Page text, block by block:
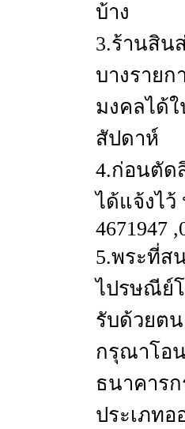
บ้าง
3.ร้านสิน
บางราย
มงคลได้
สัปดาห์
4.ก่อนตัด
ได้แจ้งไว้
4671947
5.พระที่ส
ไปรษณีย์
รับด้วยต
กรุณาโอ
ธนาคาร
ประเภทอ